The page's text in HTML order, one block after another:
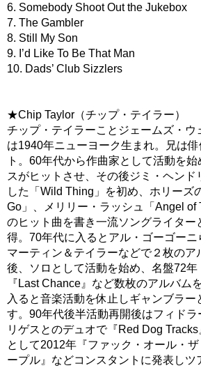
6. Somebody Shoot Out the Jukebox
7. The Gambler
8. Still My Son
9. I’d Like To Be That Man
10. Dads’ Club Sizzlers
★Chip Taylor（チップ・テイラー）
チップ・テイラーことジェームズ・ウ
は1940年ニューヨーク生まれ。兄は
ト。60年代から作曲家として活動を
スがヒットさせ、その後ジミ・ヘンド
した「Wild Thing」を初め、ホリーズ
Go」、メリリー・ラッシュ「Angel of
のヒット曲を書き一流ソングライター
得。70年代に入るとアル・ゴーゴーニ
マーティン＆テイラーなどで２枚のア
後、ソロとして活動を始め、名盤72
『Last Chance』など数枚のアルバム
入ると音楽活動を休止しギャンブラ
す。90年代後半活動再開後はフィドラ
リゲスとのデュオで『Red Dog
として2012年『ファック・オール・
ープル』などコンスタントに発表しツ